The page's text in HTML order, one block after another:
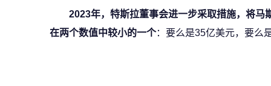
2023年，特斯拉董事会进一步采取措施，将马
在两个数值中较小的一个：要么是35亿美元，要么